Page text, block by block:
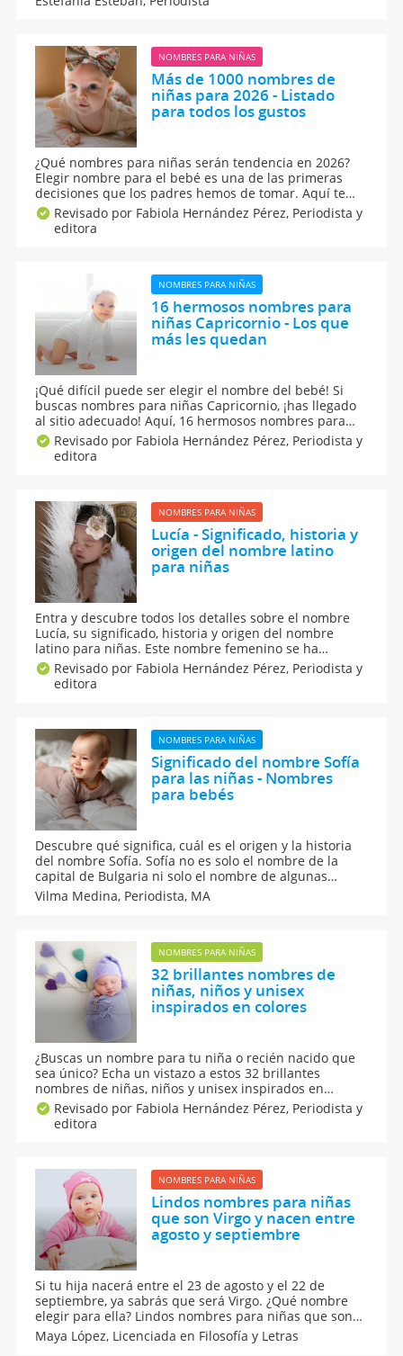
se llaman Candela o Candelaria, son sinceras y
NOMBRES PARA NIÑAS
Más de 1000 nombres de
niñas para 2026 - Listado
para todos los gustos
¿Qué nombres para niñas serán tendencia en 2026?
Elegir nombre para el bebé es una de las primeras
decisiones que los padres hemos de tomar. Aquí te
ofrecemos más de 1000 opciones de nombres de
niñas 2026. Un listado completo con nombres de
mujer cortos, dulces, no comunes... ¡para todos los
Revisado por Fabiola Hernández Pérez, Periodista y
editora
NOMBRES PARA NIÑAS
16 hermosos nombres para
niñas Capricornio - Los que
más les quedan
¡Qué difícil puede ser elegir el nombre del bebé! Si
buscas nombres para niñas Capricornio, ¡has llegado
al sitio adecuado! Aquí, 16 hermosos nombres para
niñas Capricornio, los que más les quedan a quienes
nacen bajo la influencia del signo de la cabra, así
como su significado y origen. Los amarás.
Revisado por Fabiola Hernández Pérez, Periodista y
editora
NOMBRES PARA NIÑAS
Lucía - Significado, historia y
origen del nombre latino
para niñas
Entra y descubre todos los detalles sobre el nombre
Lucía, su significado, historia y origen del nombre
latino para niñas. Este nombre femenino se ha
convertido en uno de los nombres preferidos por los
padres para sus hijas. Si estás buscando un nombre
para tu niña, Lucía puede ser una buena opción.
Revisado por Fabiola Hernández Pérez, Periodista y
editora
NOMBRES PARA NIÑAS
Significado del nombre Sofía
para las niñas - Nombres
para bebés
Descubre qué significa, cuál es el origen y la historia
del nombre Sofía. Sofía no es solo el nombre de la
capital de Bulgaria ni solo el nombre de algunas
princesas y reinas, Sofía puede convertirse en un
nombre ideal para la niña que esperas. Te contamos
Vilma Medina, Periodista, MA
NOMBRES PARA NIÑAS
32 brillantes nombres de
niñas, niños y unisex
inspirados en colores
¿Buscas un nombre para tu niña o recién nacido que
sea único? Echa un vistazo a estos 32 brillantes
nombres de niñas, niños y unisex inspirados en
colores. Te contamos cuál es el significado de cada
uno de estos nombres pensados para pequeñas, niños
o quizá unisex para que no te cueste decidir el que te
Revisado por Fabiola Hernández Pérez, Periodista y
editora
NOMBRES PARA NIÑAS
Lindos nombres para niñas
que son Virgo y nacen entre
agosto y septiembre
Si tu hija nacerá entre el 23 de agosto y el 22 de
septiembre, ya sabrás que será Virgo. ¿Qué nombre
elegir para ella? Lindos nombres para niñas que son
Virgo y nacen entre agosto y septiembre y que estarán
en consonancia con las características de las niñas
Maya López, Licenciada en Filosofía y Letras